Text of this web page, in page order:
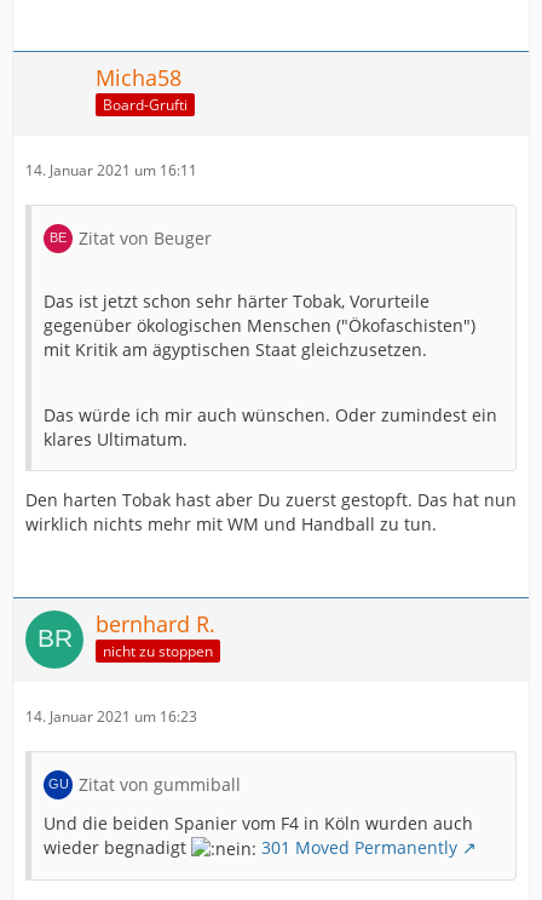
Micha58
Board-Grufti
14. Januar 2021 um 16:11
Zitat von Beuger
Das ist jetzt schon sehr härter Tobak, Vorurteile
gegenüber ökologischen Menschen ("Ökofaschisten")
mit Kritik am ägyptischen Staat gleichzusetzen.
Das würde ich mir auch wünschen. Oder zumindest ein
klares Ultimatum.
Den harten Tobak hast aber Du zuerst gestopft. Das hat nun
wirklich nichts mehr mit WM und Handball zu tun.
bernhard R.
nicht zu stoppen
14. Januar 2021 um 16:23
Zitat von gummiball
Und die beiden Spanier vom F4 in Köln wurden auch
wieder begnadigt
301 Moved Permanently